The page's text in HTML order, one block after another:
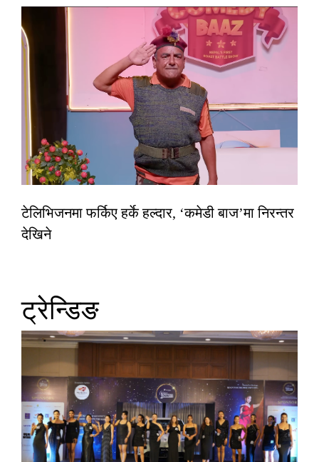
टेलिभिजनमा फर्किए हर्के हल्दार, ‘कमेडी बाज’मा निरन्तर
देखिने
ट्रेन्डिङ